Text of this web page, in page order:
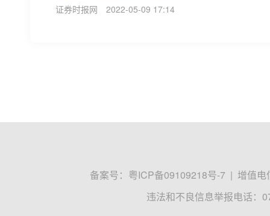
证券时报网
2022-05-09 17:14
备案号： 粤ICP备09109218号-7 | 增值电
违法和不良信息举报电话：